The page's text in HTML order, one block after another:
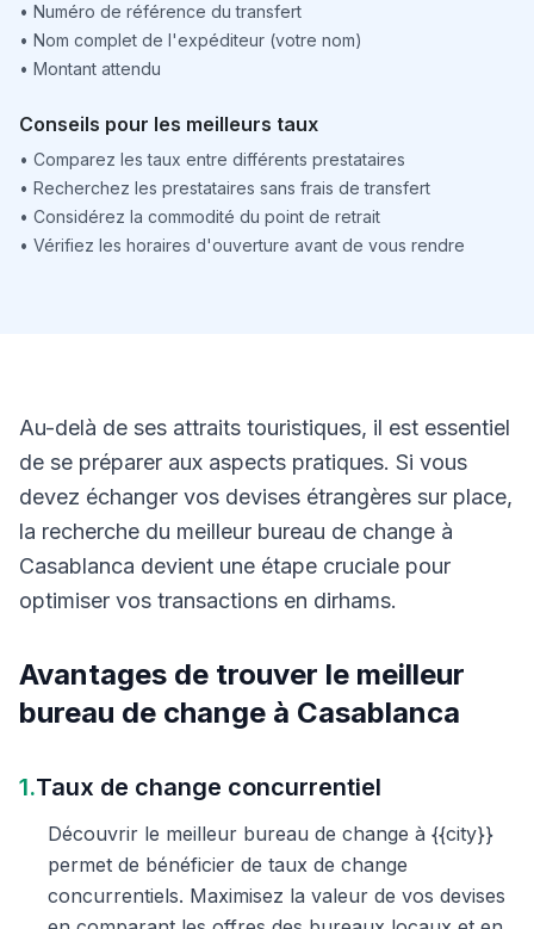
• Numéro de référence du transfert
• Nom complet de l'expéditeur (votre nom)
• Montant attendu
Conseils pour les meilleurs taux
• Comparez les taux entre différents prestataires
• Recherchez les prestataires sans frais de transfert
• Considérez la commodité du point de retrait
• Vérifiez les horaires d'ouverture avant de vous rendre
Au-delà de ses attraits touristiques, il est essentiel
de se préparer aux aspects pratiques. Si vous
devez échanger vos devises étrangères sur place,
la recherche du meilleur bureau de change à
Casablanca devient une étape cruciale pour
optimiser vos transactions en dirhams.
Avantages de trouver le meilleur
bureau de change à Casablanca
1.Taux de change concurrentiel
Découvrir le meilleur bureau de change à {{city}}
permet de bénéficier de taux de change
concurrentiels. Maximisez la valeur de vos devises